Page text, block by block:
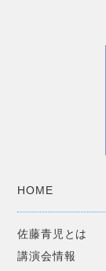
HOME
佐藤青児とは
講演会情報